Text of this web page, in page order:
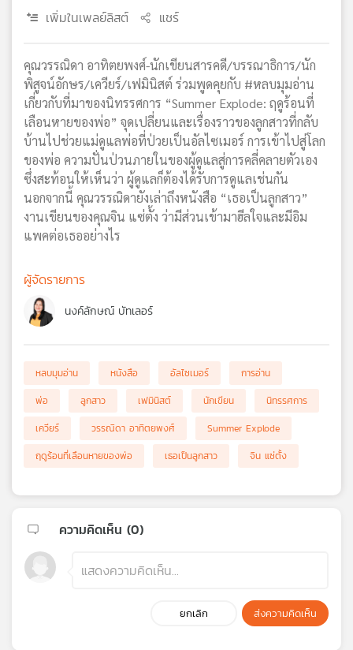
วิทยุ
เพิ่มในเพลย์ลิสต์ แชร์
คุณวรรณิดา อาทิตยพงศ์-นักเขียนสารคดี/บรรณาธิการ/นัก
พิสูจน์อักษร/เควียร์/เฟมินิสต์ ร่วมพูดคุยกับ #หลบมุมอ่าน
เกี่ยวกับที่มาของนิทรรศการ “Summer Explode: ฤดูร้อนที่
เลือนหายของพ่อ” จุดเปลี่ยนและเรื่องราวของลูกสาวที่กลับ
บ้านไปช่วยแม่ดูแลพ่อที่ป่วยเป็นอัลไซเมอร์ การเข้าไปสู่โลก
ของพ่อ ความปั่นป่วนภายในของผู้ดูแลสู่การคลี่คลายตัวเอง
ซึ่งสะท้อนให้เห็นว่า ผู้ดูแลก็ต้องได้รับการดูแลเช่นกัน
นอกจากนี้ คุณวรรณิดายังเล่าถึงหนังสือ “เธอเป็นลูกสาว”
งานเขียนของคุณจิน แซ่ตั้ง ว่ามีส่วนเข้ามาฮีลใจและมีอิม
แพคต่อเธออย่างไร
ผู้จัดรายการ
นงค์ลักษณ์ บัทเลอร์
หลบมุมอ่าน หนังสือ อัลไซเมอร์
การอ่าน
พ่อ
ลูกสาว เฟมินิสต์ นักเขียน
นิทรรศการ
เควียร์
วรรณิดา อาทิตยพงศ์
Summer Explode
ฤดูร้อนที่เลือนหายของพ่อ
เธอเป็นลูกสาว จิน แซ่ตั้ง
ความคิดเห็น (0)
ยกเลิก ส่งความคิดเห็น